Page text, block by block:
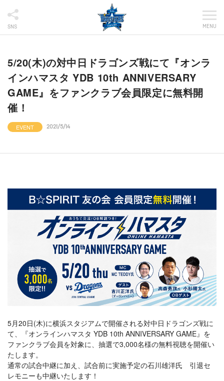
SNS MENU
5/20(木)の対中日ドラゴンズ戦にて『オンラ
インハマスタ YDB 10th ANNIVERSARY
GAME』をファンクラブ会員限定に無料開
催！
EVENT 2021/5/14
5月20日(木)に横浜スタジアムで開催される対中日ドラゴンズ戦に
て、『オンラインハマスタ YDB 10th ANNIVERSARY GAME』を
ファンクラブ会員を対象に、抽選で3,000名様の無料視聴を開催い
たします。
通常の試合中継に加え、試合前に実施予定の石川雄洋氏 引退セ
レモニーも中継いたします！